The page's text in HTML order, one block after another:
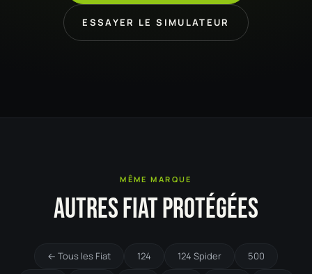
ESSAYER LE SIMULATEUR
MÊME MARQUE
AUTRES FIAT PROTÉGÉES
← Tous les Fiat 124 124 Spider 500